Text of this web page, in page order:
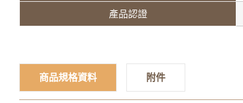
產品認證
商品規格資料 附件